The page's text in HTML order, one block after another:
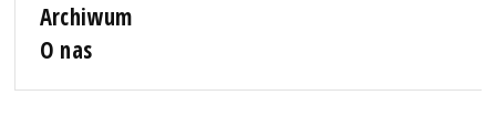
Archiwum
O nas